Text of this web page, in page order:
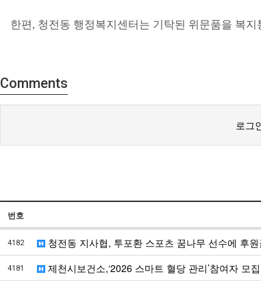
한편, 청전동 행정복지센터는 기탁된 위문품을 복
Comments
로그
번호
4182 청전동 지사협, 투포환 스포츠 꿈나무 선수에 후원
4181 제천시보건소,‘2026 스마트 혈당 관리’참여자 모집